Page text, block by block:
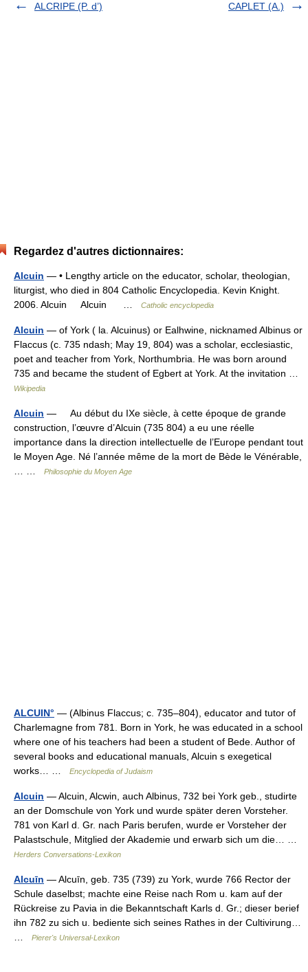
ALCRIPE (P. d’)
CAPLET (A.)
Regardez d'autres dictionnaires:
Alcuin — • Lengthy article on the educator, scholar, theologian,
liturgist, who died in 804 Catholic Encyclopedia. Kevin Knight.
2006. Alcuin Alcuin …
Catholic encyclopedia
Alcuin — of York ( la. Alcuinus) or Ealhwine, nicknamed Albinus or
Flaccus (c. 735 ndash; May 19, 804) was a scholar, ecclesiastic,
poet and teacher from York, Northumbria. He was born around
735 and became the student of Egbert at York. At the invitation …
Wikipedia
Alcuin — Au début du IXe siècle, à cette époque de grande
construction, l’œuvre d’Alcuin (735 804) a eu une réelle
importance dans la direction intellectuelle de l’Europe pendant tout
le Moyen Age. Né l’année même de la mort de Bède le Vénérable,
Philosophie du Moyen Age
ALCUIN° — (Albinus Flaccus; c. 735–804), educator and tutor of
Charlemagne from 781. Born in York, he was educated in a school
where one of his teachers had been a student of Bede. Author of
several books and educational manuals, Alcuin s exegetical
works… …
Encyclopedia of Judaism
Alcuin — Alcuin, Alcwin, auch Albinus, 732 bei York geb., studirte
an der Domschule von York und wurde später deren Vorsteher.
781 von Karl d. Gr. nach Paris berufen, wurde er Vorsteher der
Palastschule, Mitglied der Akademie und erwarb sich um die… …
Herders Conversations-Lexikon
Alcuīn — Alcuīn, geb. 735 (739) zu York, wurde 766 Rector der
Schule daselbst; machte eine Reise nach Rom u. kam auf der
Rückreise zu Pavia in die Bekanntschaft Karls d. Gr.; dieser berief
ihn 782 zu sich u. bediente sich seines Rathes in der Cultivirung…
Pierer's Universal-Lexikon